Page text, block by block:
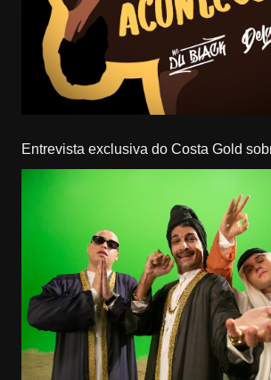
Entrevista exclusiva do Costa Gold